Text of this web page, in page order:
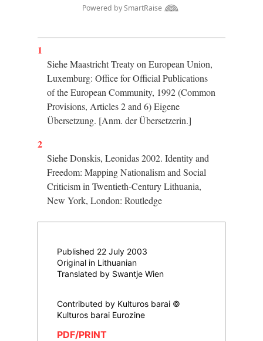
1
SieheMaastricht Treaty on European Union,
Luxemburg: Office for Official Publications
of the European Community, 1992 (Common
Provisions, Articles 2 and 6) Eigene
Übersetzung. [Anm. der Übersetzerin.]
2
Siehe Donskis, Leonidas 2002. Identity and
Freedom: Mapping Nationalism and Social
Criticism in Twentieth-Century Lithuania,
New York, London: Routledge
Published 22 July 2003
Original in Lithuanian
Translated by Swantje Wien
Contributed by Kulturos barai ©
Kulturos barai Eurozine
PDF/PRINT